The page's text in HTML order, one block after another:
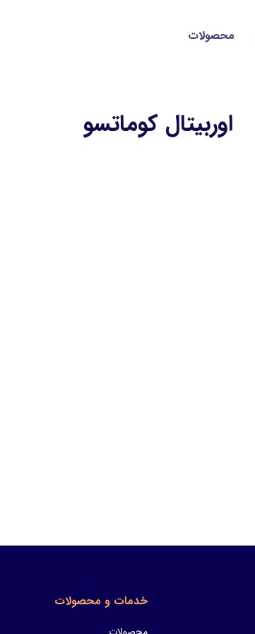
محصولات
اوربیتال کوماتسو
خدمات و محصولات